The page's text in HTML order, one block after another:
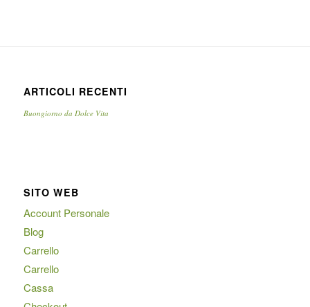
ARTICOLI RECENTI
Buongiorno da Dolce Vita
SITO WEB
Account Personale
Blog
Carrello
Carrello
Cassa